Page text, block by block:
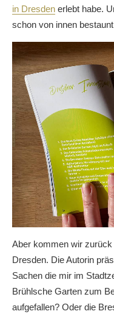
in Dresden erlebt habe.
schon von innen
Aber kommen wir
Dresden. Die Autorin
Sachen die mir im
Brühlsche Garten zum
aufgefallen? Oder die